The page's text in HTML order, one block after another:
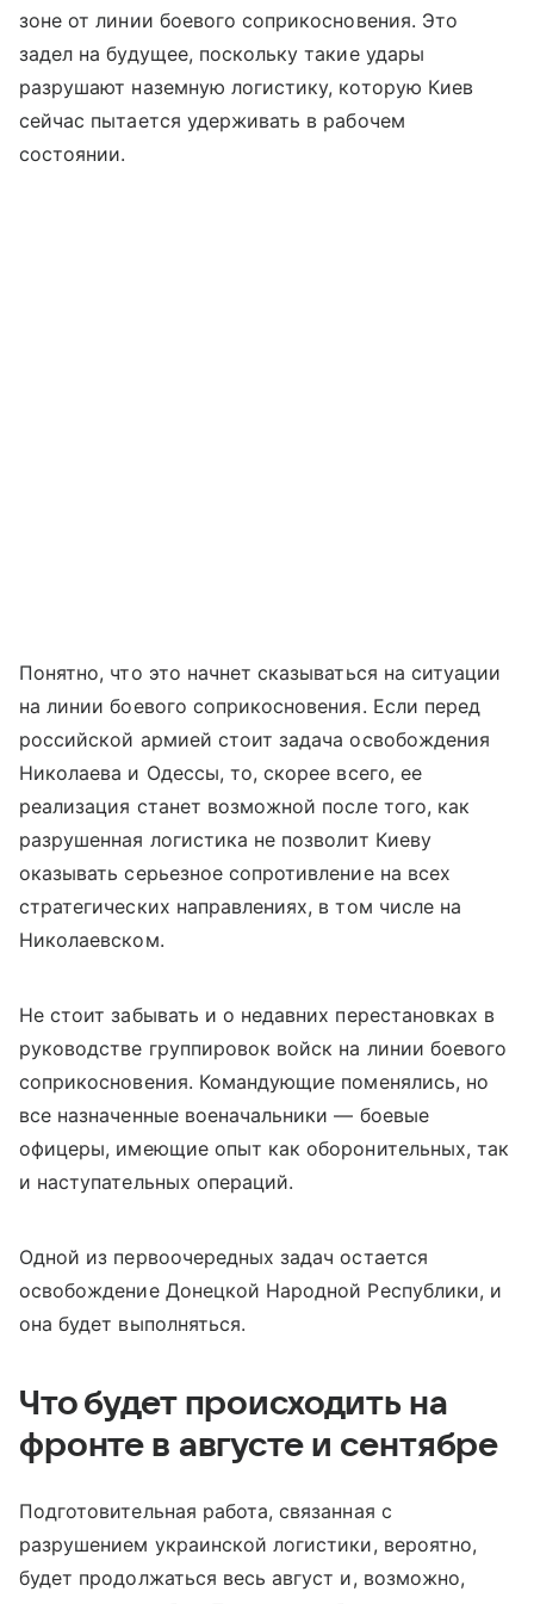
зоне от линии боевого соприкосновения. Это
задел на будущее, поскольку такие удары
разрушают наземную логистику, которую Киев
сейчас пытается удерживать в рабочем
состоянии.
Понятно, что это начнет сказываться на ситуации
на линии боевого соприкосновения. Если перед
российской армией стоит задача освобождения
Николаева и Одессы, то, скорее всего, ее
реализация станет возможной после того, как
разрушенная логистика не позволит Киеву
оказывать серьезное сопротивление на всех
стратегических направлениях, в том числе на
Николаевском.
Не стоит забывать и о недавних перестановках в
руководстве группировок войск на линии боевого
соприкосновения. Командующие поменялись, но
все назначенные военачальники — боевые
офицеры, имеющие опыт как оборонительных, так
и наступательных операций.
Одной из первоочередных задач остается
освобождение Донецкой Народной Республики, и
она будет выполняться.
Что будет происходить на
фронте в августе и сентябре
Подготовительная работа, связанная с
разрушением украинской логистики, вероятно,
будет продолжаться весь август и, возможно,